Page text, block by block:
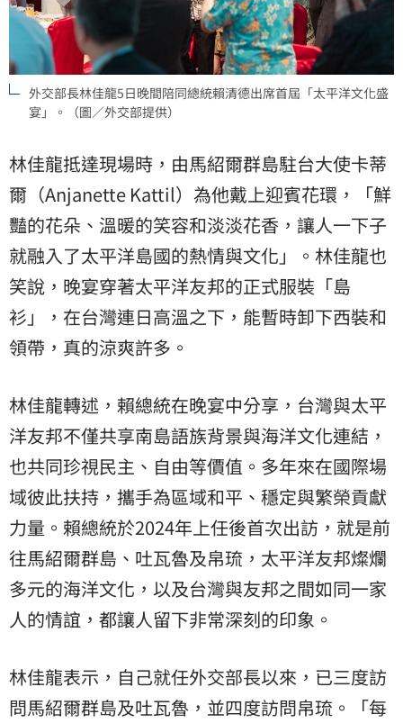
外交部長林佳龍5日晚間陪同總統賴清德出席首屆「太平洋文化盛
宴」。（圖／外交部提供）
林佳龍抵達現場時，由馬紹爾群島駐台大使卡蒂
爾（Anjanette Kattil）為他戴上迎賓花環，「鮮
豔的花朵、溫暖的笑容和淡淡花香，讓人一下子
就融入了太平洋島國的熱情與文化」。林佳龍也
笑說，晚宴穿著太平洋友邦的正式服裝「島
衫」，在台灣連日高溫之下，能暫時卸下西裝和
領帶，真的涼爽許多。
林佳龍轉述，賴總統在晚宴中分享，台灣與太平
洋友邦不僅共享南島語族背景與海洋文化連結，
也共同珍視民主、自由等價值。多年來在國際場
域彼此扶持，攜手為區域和平、穩定與繁榮貢獻
力量。賴總統於2024年上任後首次出訪，就是前
往馬紹爾群島、吐瓦魯及帛琉，太平洋友邦燦爛
多元的海洋文化，以及台灣與友邦之間如同一家
人的情誼，都讓人留下非常深刻的印象。
林佳龍表示，自己就任外交部長以來，已三度訪
問馬紹爾群島及吐瓦魯，並四度訪問帛琉。「每